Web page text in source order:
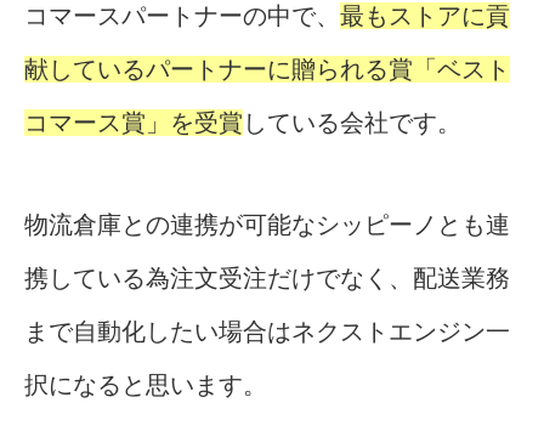
コマースパートナーの中で、 最もストアに貢
献しているパートナーに贈られる賞「ベスト
コマース賞」を受賞 している会社です。
物流倉庫との連携が可能なシッピーノとも連
携している為注文受注だけでなく、配送業務
まで自動化したい場合はネクストエンジン一
択になると思います。